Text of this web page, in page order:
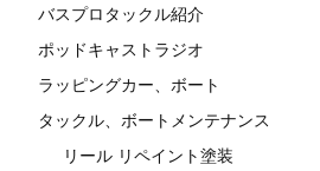
バスプロタックル紹介
ポッドキャストラジオ
ラッピングカー、ボート
タックル、ボートメンテナンス
リール リペイント塗装